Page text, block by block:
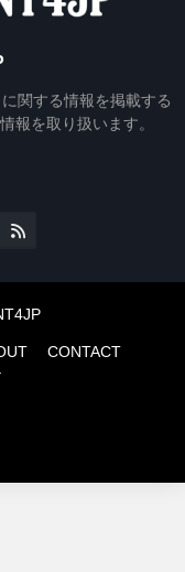
関する情報を掲載する
報を取り扱います。
CONTACT